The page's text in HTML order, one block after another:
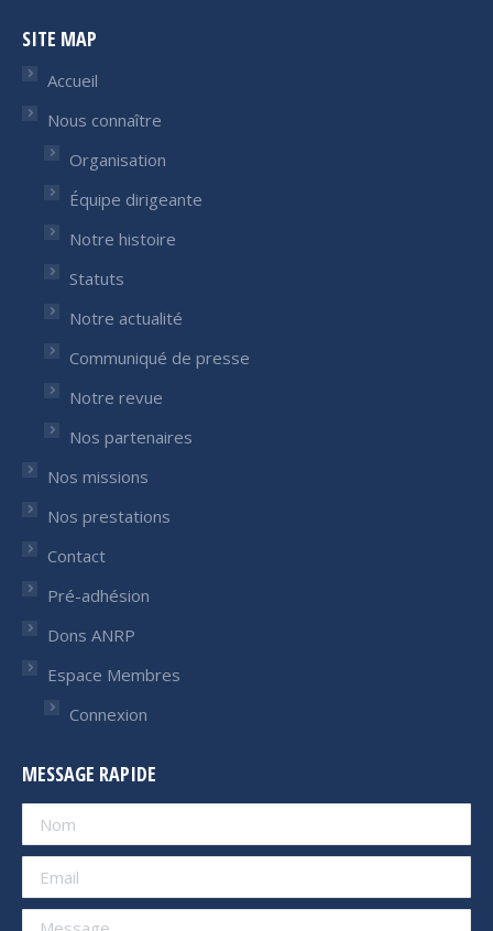
opens
window
opens
in
window
SITE MAP
Accueil
Nous connaître
Organisation
Équipe dirigeante
Notre histoire
Statuts
Notre actualité
Communiqué de presse
Notre revue
Nos partenaires
Nos missions
Nos prestations
Contact
Pré-adhésion
Dons ANRP
Espace Membres
Connexion
MESSAGE RAPIDE